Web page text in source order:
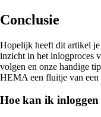
Conclusie
Hopelijk heeft dit artikel
inzicht in het inlogproces
volgen en onze handige
HEMA een fluitje van
Hoe kan ik